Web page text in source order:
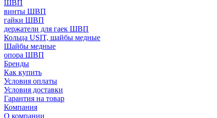
ШВП
винты ШВП
гайки ШВП
держатели для гаек ШВП
Кольца USIT, шайбы медные
Шайбы медные
опора ШВП
Бренды
Как купить
Условия оплаты
Условия доставки
Гарантия на товар
Компания
О компании